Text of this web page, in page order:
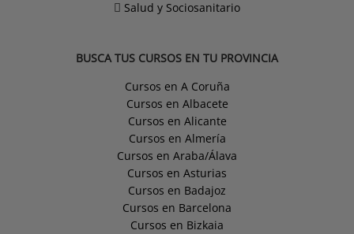
Salud y Sociosanitario
BUSCA TUS CURSOS EN TU PROVINCIA
Cursos en A Coruña
Cursos en Albacete
Cursos en Alicante
Cursos en Almería
Cursos en Araba/Álava
Cursos en Asturias
Cursos en Badajoz
Cursos en Barcelona
Cursos en Bizkaia